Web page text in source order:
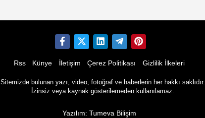
Rss Künye İletişim Çerez Politikası Gizlilik İlkeleri
Sitemizde bulunan yazı, video, fotoğraf ve haberlerin her hakkı saklıdır.
İzinsiz veya kaynak gösterilemeden kullanılamaz.
Yazılım: Tumeva Bilişim